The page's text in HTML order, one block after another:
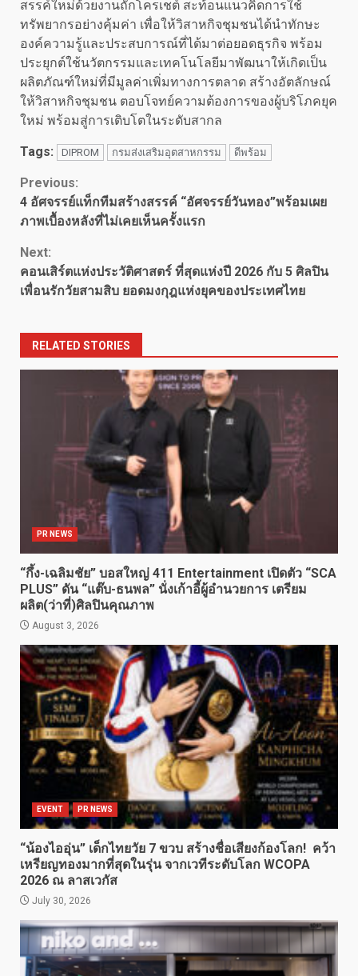
สรรค์ใหม่ด้วยงานถักโครเชต์ สะท้อนแนวคิดการใช้
ทรัพยากรอย่างคุ้มค่า เพื่อให้วิสาหกิจชุมชนได้นำทักษะ
องค์ความรู้และประสบการณ์ที่ได้มาต่อยอดธุรกิจ พร้อม
ประยุกต์ใช้นวัตกรรมและเทคโนโลยีมาพัฒนาให้เกิดเป็น
ผลิตภัณฑ์ใหม่ที่มีมูลค่าเพิ่มทางการตลาด สร้างอัตลักษณ์
ให้วิสาหกิจชุมชน ตอบโจทย์ความต้องการของผู้บริโภคยุค
ใหม่ พร้อมสู่การเติบโตในระดับสากล
Tags: DIPROM กรมส่งเสริมอุตสาหกรรม ดีพร้อม
Continue
Reading
Previous:
4 อัศจรรย์แท็กทีมสร้างสรรค์ “อัศจรรย์วันทอง”พร้อมเผย
ภาพเบื้องหลังที่ไม่เคยเห็นครั้งแรก
Next:
คอนเสิร์ตแห่งประวัติศาสตร์ ที่สุดแห่งปี 2026 กับ 5 ศิลปิน
เพื่อนรักวัยสามสิบ ยอดมงกุฎแห่งยุคของประเทศไทย
RELATED STORIES
PR NEWS
“กึ้ง-เฉลิมชัย” บอสใหญ่ 411 Entertainment เปิดตัว “SCA
PLUS” ดัน “แต๊บ-ธนพล” นั่งเก้าอี้ผู้อำนวยการ เตรียม
ผลิต(ว่าที่)ศิลปินคุณภาพ
August 3, 2026
EVENT PR NEWS
“น้องไออุ่น” เด็กไทยวัย 7 ขวบ สร้างชื่อเสียงก้องโลก! คว้า
เหรียญทองมากที่สุดในรุ่น จากเวทีระดับโลก WCOPA
2026 ณ ลาสเวกัส
July 30, 2026